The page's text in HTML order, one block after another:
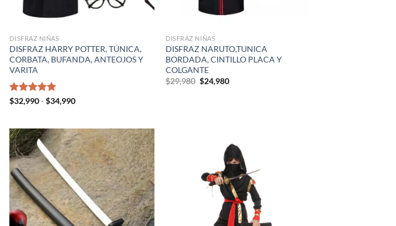
DISFRAZ NIÑAS
DISFRAZ HARRY POTTER, TÚNICA,
CORBATA, BUFANDA, ANTEOJOS Y
VARITA
Valorado
$32,990 - $34,990Rango
$32,990
hasta
$34,990
DISFRAZ NIÑAS
DISFRAZ NARUTO,TUNICA
BORDADA, CINTILLO PLACA Y
COLGANTE
$29,980 El
precio
$24,980El